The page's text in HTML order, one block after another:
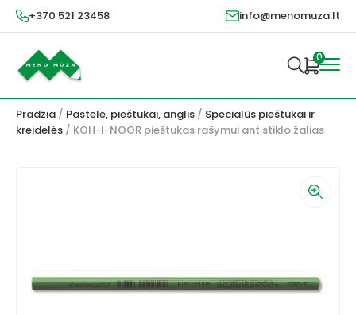
+370 521 23458 info@menomuza.lt
0
Pradžia / Pastelė, pieštukai, anglis / Specialūs pieštukai ir
kreidelės / KOH-I-NOOR pieštukas rašymui ant stiklo žalias